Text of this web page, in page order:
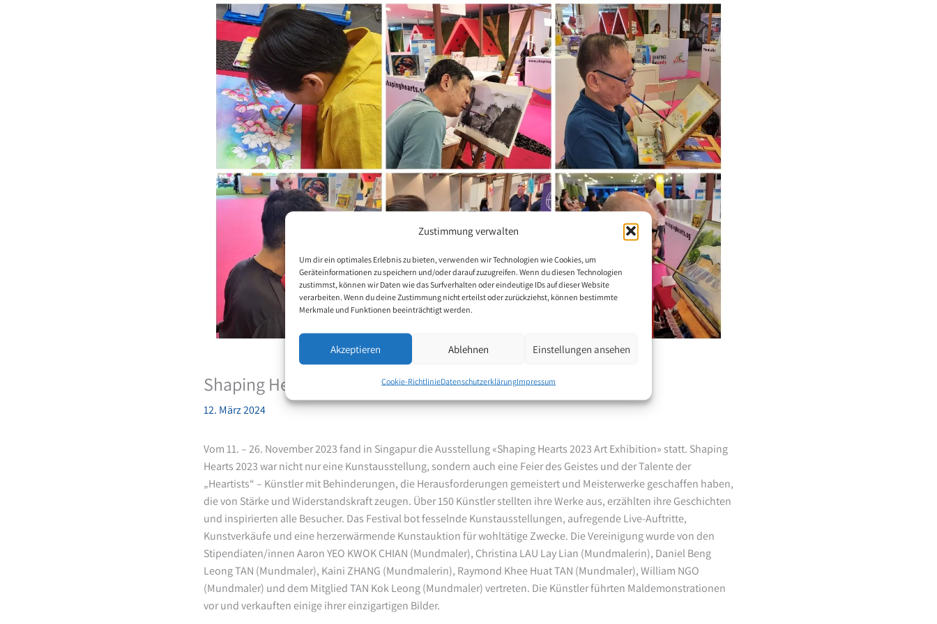
Zustimmung verwalten
Um dir ein optimales Erlebnis zu bieten, verwenden wir Technologien wie Cookies, um
Geräteinformationen zu speichern und/oder darauf zuzugreifen. Wenn du diesen Technologien
zustimmst, können wir Daten wie das Surfverhalten oder eindeutige IDs auf dieser Website
verarbeiten. Wenn du deine Zustimmung nicht erteilst oder zurückziehst, können bestimmte
Merkmale und Funktionen beeinträchtigt werden.
Akzeptieren Ablehnen Einstellungen ansehen
Cookie-RichtlinieDatenschutzerklärungImpressum
Shaping Hearts 2023 Art Exhibition
12. März 2024
Vom 11. – 26. November 2023 fand in Singapur die Ausstellung «Shaping Hearts 2023 Art Exhibition» statt. Shaping
Hearts 2023 war nicht nur eine Kunstausstellung, sondern auch eine Feier des Geistes und der Talente der
„Heartists“ – Künstler mit Behinderungen, die Herausforderungen gemeistert und Meisterwerke geschaffen haben,
die von Stärke und Widerstandskraft zeugen. Über 150 Künstler stellten ihre Werke aus, erzählten ihre Geschichten
und inspirierten alle Besucher. Das Festival bot fesselnde Kunstausstellungen, aufregende Live-Auftritte,
Kunstverkäufe und eine herzerwärmende Kunstauktion für wohltätige Zwecke. Die Vereinigung wurde von den
Stipendiaten/innen Aaron YEO KWOK CHIAN (Mundmaler), Christina LAU Lay Lian (Mundmalerin), Daniel Beng
Leong TAN (Mundmaler), Kaini ZHANG (Mundmalerin), Raymond Khee Huat TAN (Mundmaler), William NGO
(Mundmaler) und dem Mitglied TAN Kok Leong (Mundmaler) vertreten. Die Künstler führten Maldemonstrationen
vor und verkauften einige ihrer einzigartigen Bilder.